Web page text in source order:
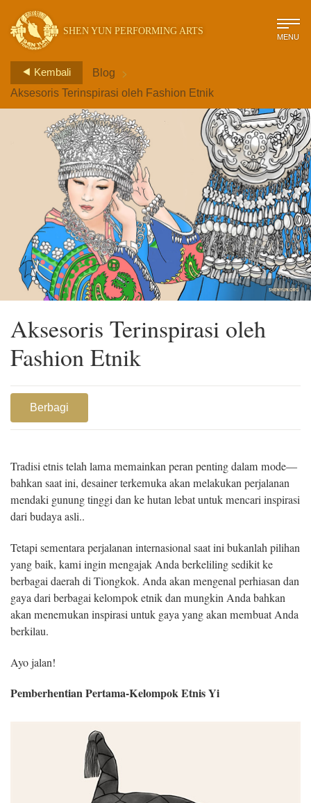
SHEN YUN PERFORMING ARTS MENU
Kembali Blog >
Aksesoris Terinspirasi oleh Fashion Etnik
Aksesoris Terinspirasi oleh
Fashion Etnik
Berbagi
Tradisi etnis telah lama memainkan peran penting dalam mode—
bahkan saat ini, desainer terkemuka akan melakukan perjalanan
mendaki gunung tinggi dan ke hutan lebat untuk mencari inspirasi
dari budaya asli..
Tetapi sementara perjalanan internasional saat ini bukanlah pilihan
yang baik, kami ingin mengajak Anda berkeliling sedikit ke
berbagai daerah di Tiongkok. Anda akan mengenal perhiasan dan
gaya dari berbagai kelompok etnik dan mungkin Anda bahkan
akan menemukan inspirasi untuk gaya yang akan membuat Anda
berkilau.
Ayo jalan!
Pemberhentian Pertama-Kelompok Etnis Yi